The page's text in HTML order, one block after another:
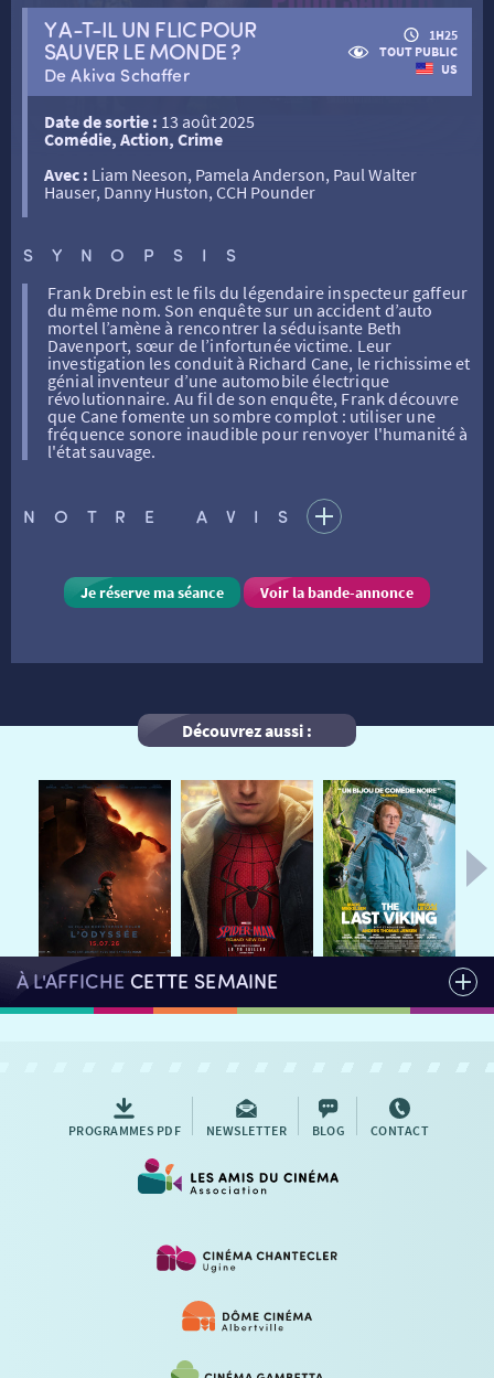
RETOUR
FILMS
HORAIRES
SÉANCES SPÉCIALES
THÉ CINÉ
RÉTRO VISION
LA PROG QUI OSE
AUTRES RENDEZ-VOUS
ATELIERS PRATIQUES
VISITE DE CABINE
STAGES VIDÉO
RETOUR
LA SÉLECTION DES AMIS DU CINÉMA & LES FILMS
D’ACTUALITÉS
LES DISPOSITIFS NATIONAUX
LES ATELIERS EN CLASSE
HISTORIQUE
ADHÉRER
PARTENAIRES
RETOUR
TARIFS
NOS SALLES
LE REX
LE DORON
NOUS CONTACTER
Y A-T-IL UN FLIC POUR
SAUVER LE MONDE ?
De Akiva Schaffer
1H25
TOUT PUBLIC
US
Date de sortie : 13 août 2025
Comédie, Action, Crime
Avec : Liam Neeson, Pamela Anderson, Paul Walter
Hauser, Danny Huston, CCH Pounder
SYNOPSIS
Frank Drebin est le fils du légendaire inspecteur gaffeur
du même nom. Son enquête sur un accident d’auto
mortel l’amène à rencontrer la séduisante Beth
Davenport, sœur de l’infortunée victime. Leur
investigation les conduit à Richard Cane, le richissime et
génial inventeur d’une automobile électrique
révolutionnaire. Au fil de son enquête, Frank découvre
que Cane fomente un sombre complot : utiliser une
fréquence sonore inaudible pour renvoyer l'humanité à
l'état sauvage.
NOTRE AVIS
Je réserve ma séance Voir la bande-annonce
Découvrez aussi :
À L'AFFICHE CETTE SEMAINE
PROGRAMMES PDF NEWSLETTER BLOG CONTACT